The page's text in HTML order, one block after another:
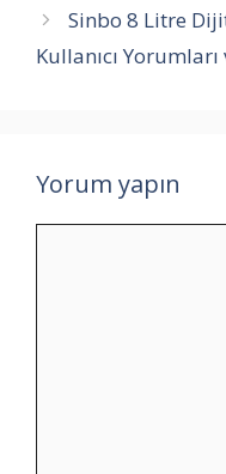
Sinbo 8 Litre
Kullanıcı
Yorum yapın